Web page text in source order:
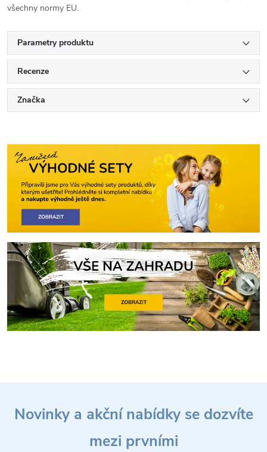
všechny normy EU.
Parametry produktu
Recenze
Značka
Novinky a akční nabídky se dozvíte
mezi prvními